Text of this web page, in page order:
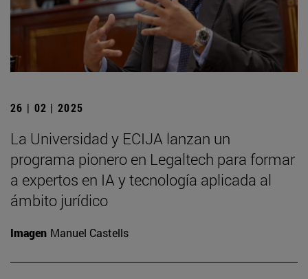
26 | 02 | 2025
La Universidad y ECIJA lanzan un
programa pionero en Legaltech para formar
a expertos en IA y tecnología aplicada al
ámbito jurídico
Imagen Manuel Castells